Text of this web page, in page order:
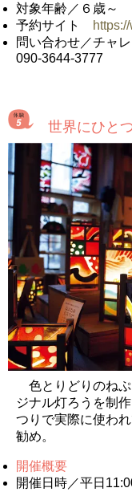
対象年齢／６歳～
予約サイト
問い合わせ／チャ
090-3644-3777
世界にひと
色とりどりのねぷ
ジナル灯ろうを制
つりで実際に使わ
勧め。
開催概要
開催日時／平日